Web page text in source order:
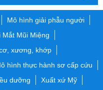
Mô hình giải phẫu người
Mắt Mũi Miệng
xương, khớp
hình thực hành sơ cấp cứu
dưỡng
Xuất xứ Mỹ